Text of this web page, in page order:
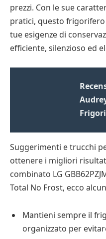
prezzi. Con le sue
pratici, questo
tue esigenze di
efficiente, silenzioso ed
Suggerimenti e trucchi
ottenere i migliori
combinato LG
Total No Frost, ecco
Mantieni sempre il
organizzato per